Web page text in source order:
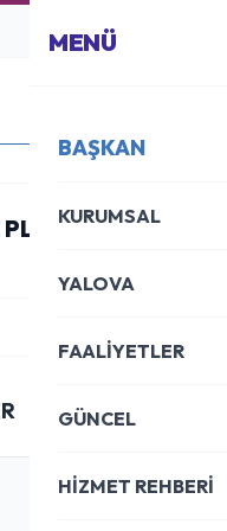
BAŞVURU MERKEZİ
MENÜ
BAŞKAN
KURUMSAL
YALOVA
FAALİYETLER
GÜNCEL
HİZMET REHBERİ
PLAN